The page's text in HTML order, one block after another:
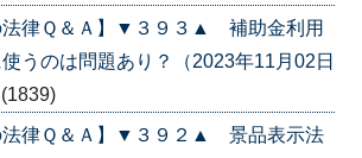
法律Ｑ＆Ａ】▼３９３▲ 補助金利用
うのは問題あり？（2023年11月02日
(1839)
法律Ｑ＆Ａ】▼３９２▲ 景品表示法